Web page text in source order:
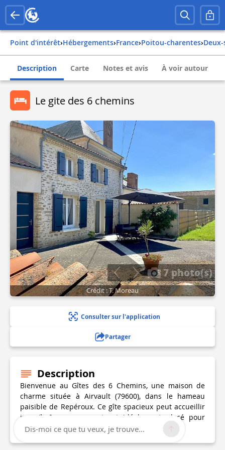
Point d'intérêt› Hébergements› france› poitou-charentes›
Description Carte Notes et avis À voir autour
Le gite des 6 chemins
7 photo(s)
Crédit : T. Moreau
Consulter sur l'application
Partager
Description
Bienvenue au Gîtes des 6 Chemins, une maison de
charme située à Airvault (79600), dans le hameau
paisible de Repéroux. Ce gîte spacieux peut accueillir
jusqu’à 6 personnes et est idéalement placé pour
découvrir les joyaux de la région.
Dis-moi ce que tu veux, je trouve...